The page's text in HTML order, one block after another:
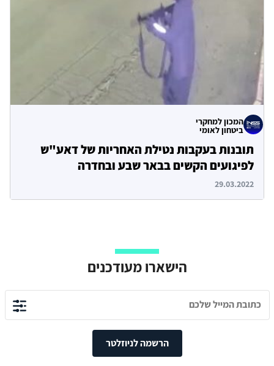
המכון למחקרי
ביטחון לאומי
תובנות בעקבות נטילת האחריות של דאע"ש
לפיגועים הקשים בבאר שבע ובחדרה
29.03.2022
הישארו מעודכנים
הרשמה לניוזלטר